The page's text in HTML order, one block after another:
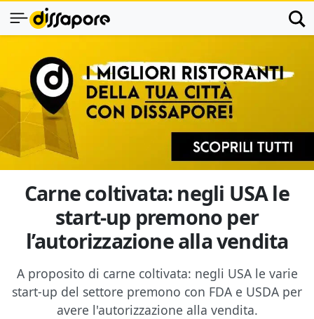
Carne coltivata: negli USA le
start-up premono per
l’autorizzazione alla vendita
A proposito di carne coltivata: negli USA le varie
start-up del settore premono con FDA e USDA per
avere l'autorizzazione alla vendita.